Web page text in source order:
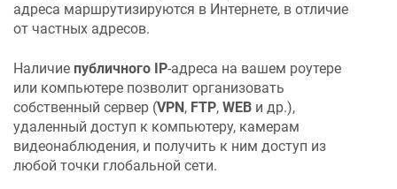
адреса маршрутизируются в Интернете, в отличие
от частных адресов.
Наличие публичного IP-адреса на вашем роутере
или компьютере позволит организовать
собственный сервер (VPN, FTP, WEB и др.),
удаленный доступ к компьютеру, камерам
видеонаблюдения, и получить к ним доступ из
любой точки глобальной сети.